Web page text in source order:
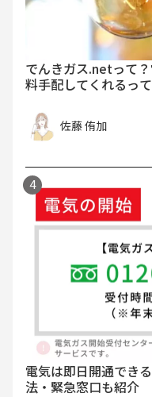
でんきガス.netって
料手配してくれるっ
佐藤 侑加
電気は即日開通でき
法・緊急窓口も紹介
電話で手続